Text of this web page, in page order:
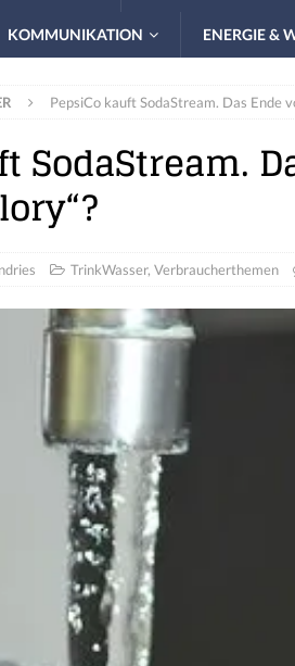
KOMMUNIKATION ENERGIE &
PepsiCo kauft SodaStream. Das Ende
SodaStream.
TrinkWasser, Verbraucherthemen